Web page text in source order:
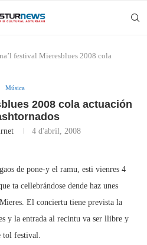
festival Mieresblues 2008 cola
Música
2008 cola actuación
4 d'abril, 2008
de pone-y el ramu, esti vienres 4
ta cellebrándose dende haz unes
El conciertu tiene prevista la
y la entrada al recintu va ser llibre y
tol festival.